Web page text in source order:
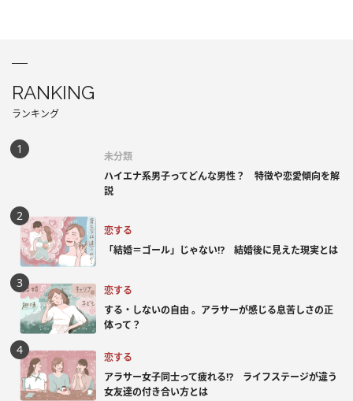
RANKING
ランキング
未分類
ハイエナ系男子ってどんな男性？ 特徴や恋愛傾向を解
説
恋する
「結婚＝ゴール」じゃない⁉ 結婚後に見えた現実とは
恋する
する・しないの自由 。アラサーが感じる息苦しさの正
体って？
恋する
アラサー女子同士って疲れる⁉ ライフステージが違う
女友達の付き合い方とは